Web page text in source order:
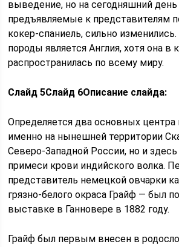
выведение, но на сегодняшний день
предъявляемые к представителям
кокер-спаниель, сильно
породы является Англия, хотя она в
распространилась по всему миру.
Слайд 5Слайд 6Описание слайда:
Определяется два основных центра
именно на нынешней территории
Северо-Западной России, но и
примеси крови индийского волка.
представитель немецкой овчарки
грязно-белого окраса Грайф — был
выставке в Ганновере в 1882 году.
Грайф был первым внесен в